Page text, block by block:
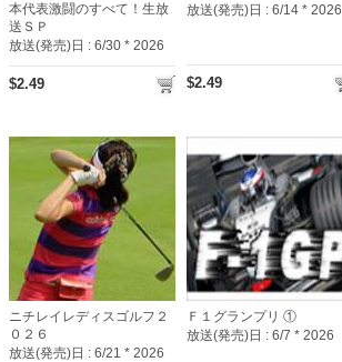
本代表激闘のすべて！生放
送ＳＰ
放送(発売)日 : 6/30 * 2026
$2.49
放送(発売)日 : 6/14 * 2026
$2.49
ニチレイレディスゴルフ２
０２６
放送(発売)日 : 6/21 * 2026
Ｆ１グランプリ ①
放送(発売)日 : 6/7 * 2026